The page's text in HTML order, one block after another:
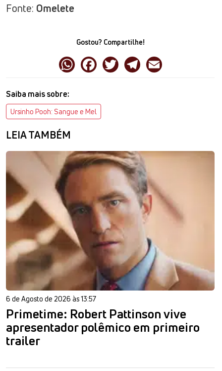
Fonte: Omelete
Gostou? Compartilhe!
Saiba mais sobre:
Ursinho Pooh: Sangue e Mel
LEIA TAMBÉM
6 de Agosto de 2026 às 13:57
Primetime: Robert Pattinson vive
apresentador polêmico em primeiro
trailer